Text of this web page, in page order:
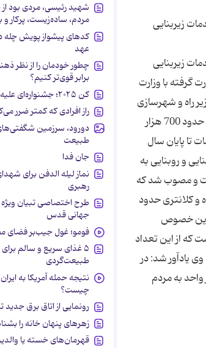
افتتاح فاقد خدمات زیربنایی
افتتاح فاقد خدمات زیربنایی
گرفته با وزارت
راه و شهرسازی
با بیان این‌که هم‌اکنون 400 هزار واحد از مسکن مهر در مرحله نازک‌کاری قرار دارد، گفت: با احتساب 330 هزار واحد حدود 700 هزار
تا پایان سال
و روبنایی به
تومان ارزیابی شده است و مصوب شد که
کلانتری حدود
این خصوص
داخلی آغاز شده است که از این تعداد
وی یادآور شد: در
260 هزار واحد مسکن مهر به اتمام رسیده است که از این تعداد 170 هزار واحد به مردم
شهید رئیسی، مردی بود
مردم، ساده‌زیست، پرکار و
کدهای پیشواز پویش چله
عهد
برابر قوی‌تر کنیم؟
کن ۲۰۲۵؛ جشنواره‌ای علیه خانواده
راز افرادی که کمتر ضرر
دورود، سرزمین
طبیعت
جان فدا
نماز لیله الدفن برای
رهبری
طرح اختصاصی تبیان ویژه
جهانی قدس
فومو؛ غول جیب‌بر فضای
۵ غذای سریع و سالم برای
طبیعت‌گردی
نتیجه حمله آمریکا به ایران
چیست؟
رونمایی از اتاق برق جدید
زهرهای پنهان خانه را
قهرمان‌های خسته یا